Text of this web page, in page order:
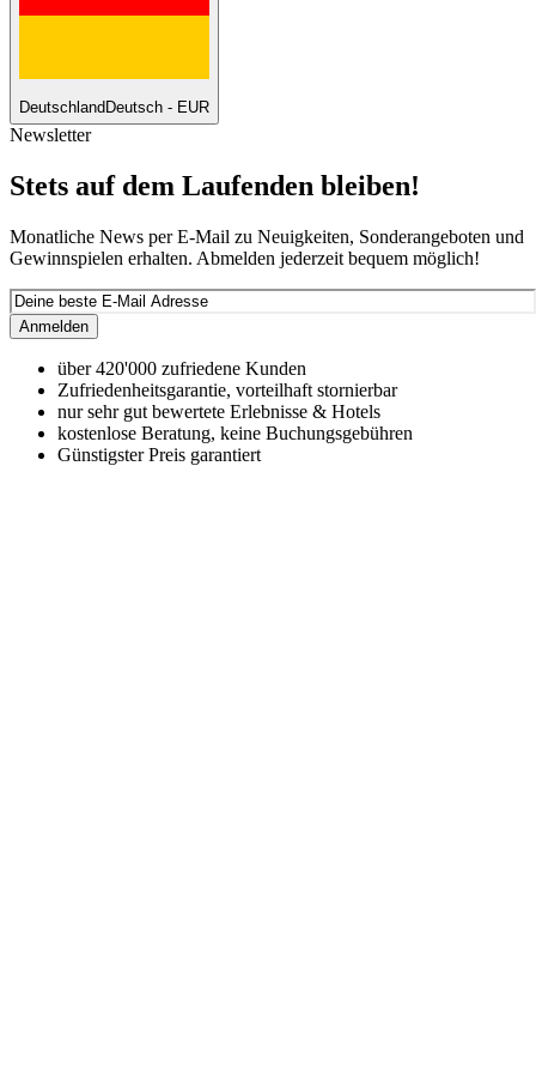
Deutschland Deutsch - EUR
Newsletter
Stets auf dem Laufenden bleiben!
Monatliche News per E-Mail zu Neuigkeiten, Sonderangeboten und
Gewinnspielen erhalten. Abmelden jederzeit bequem möglich!
Anmelden
über 420'000 zufriedene Kunden
Zufriedenheitsgarantie, vorteilhaft stornierbar
nur sehr gut bewertete Erlebnisse & Hotels
kostenlose Beratung, keine Buchungsgebühren
Günstigster Preis garantiert